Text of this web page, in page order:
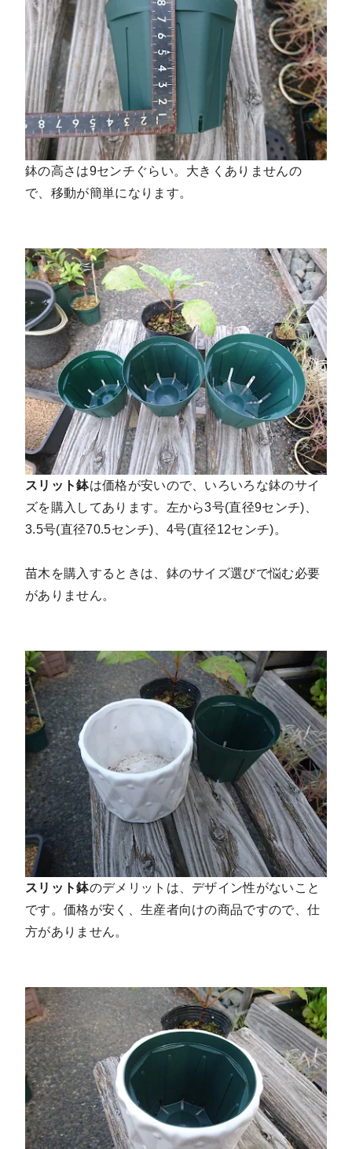
鉢の高さは9センチぐらい。大きくありませんの
で、移動が簡単になります。
スリット鉢は価格が安いので、いろいろな鉢のサイ
ズを購入してあります。左から3号(直径9センチ)、
3.5号(直径70.5センチ)、4号(直径12センチ)。
苗木を購入するときは、鉢のサイズ選びで悩む必要
がありません。
スリット鉢のデメリットは、デザイン性がないこと
です。価格が安く、生産者向けの商品ですので、仕
方がありません。